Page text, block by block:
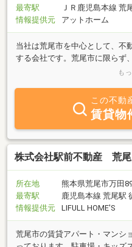
最寄駅
ＪＲ鹿児島本線 荒
情報提供元
アットホーム
当社は荒尾市を中心として、不
する会社です。荒尾市に限らず
も幅広くご相談ください。お客
ますので、まずは「ウイング不
も
この不動
賃貸物
株式会社駅前不動産 荒
所在地
熊本県荒尾市万田
最寄駅
鹿児島本線 荒尾駅
情報提供元
LIFULL HOME'S
荒尾市の賃貸アパート・マンシ